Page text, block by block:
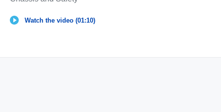
Watch the video (01:10)